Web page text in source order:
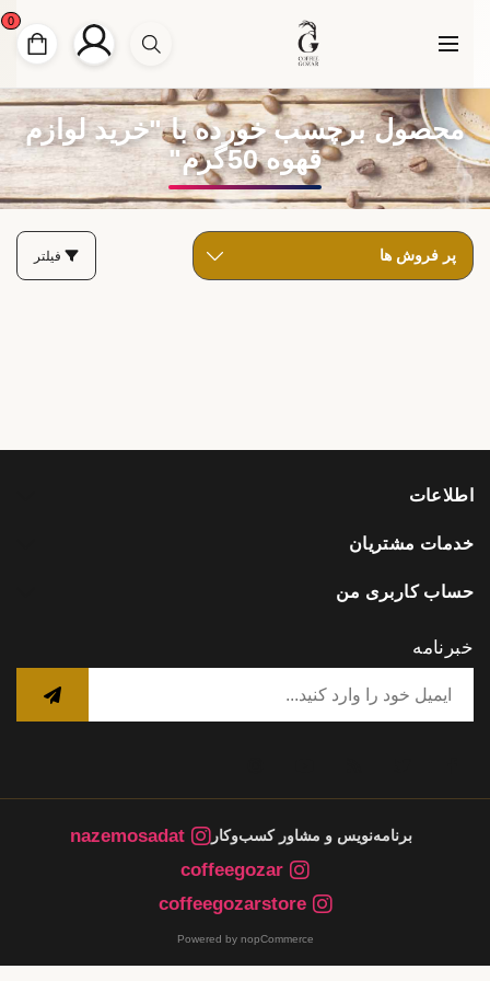
0
محصول برچسب خورده با "خرید لوازم
قهوه 50گرم"
فیلتر
اطلاعات
خدمات مشتریان
حساب کاربری من
خبرنامه
برنامه‌نویس و مشاور کسب‌وکار
nazemosadat
coffeegozar
coffeegozarstore
Powered by nopCommerce